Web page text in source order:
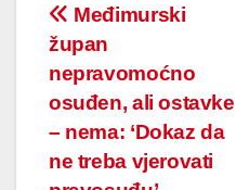
Post
navigation
Međimurski
župan
nepravomoćno
osuđen, ali ostavke
– nema: ‘Dokaz da
ne treba vjerovati